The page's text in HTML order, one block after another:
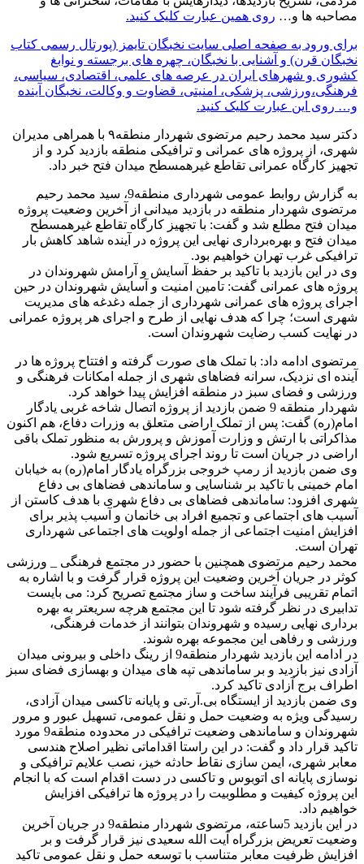
مصاحبه ها و… روی همین عبارت کلیک کنید.
برای ورود به صفحه اصلی سایت نخبگان تایمز (پورتال رسمی کتاب
نخبگان قرن) و آشنایی با نخبگان، چهره های برجسته و نوابغ
کشوری و شهرهای ایران در عرصه های علمی، اقتصادی، سیاسی،
فرهنگی،ورزشی، پزشکی، امنیتی، قضاوت و وکالت، نخبگان آینده
و… روی این عبارت کلیک کنید.
دکتر سید محمد رحیم مرتضوی شهردار منطقه۹ با همراهی مدیران
شهری، از پروژه های عمرانی و ترافیکی منطقه بازدید کرد و از
تجهیز کارگاه عمرانی تقاطع غیرهمسطح میدان فتح خبر داد.
به گزارش روابط عمومی شهرداری منطقه9، سید محمد رحیم
مرتضوی شهردار منطقه در بازدید میدانی از آخرین وضعیت پروژه
میدان فتح مطلع شد و گفت: با تجهیز کارگاه تقاطع غیرهمسطح
میدان فتح و بهره‌برداری نهایی این پروژه در آینده شاهد کاهش بار
ترافیکی غرب تهران خواهیم بود.
وی در این بازدید با تاکید بر حفظ آسایش و آرامش شهروندان در
پروژه های عمرانی گفت: تامین امنیت و آسایش شهروندان در حین
اجرای پروژه های عمرانی شهرداری از جمله دغدغه های مدیریت
شهری است؛ چرا که هدف نهایی از طرح و اجرای هر پروژه عمرانی
در نهایت کسب رضایت شهروندان است.
مرتضوی ادامه داد: با تملک های صورت گرفته و افتتاح پروژه ها در
آینده ای نزدیک، سرانه فضاهای شهری از جمله امکانات فرهنگی و
ورزشی و فضای سبز در منطقه افزایش پیدا خواهد کرد.
شهردار منطقه 9 ضمن بازدید از پروژه اتصال شاخه غربی یادگار
امام(ره) گفت: پس از تملک اراضی متعلق به وزرات دفاع، هم اکنون
مذاکراتی با ارتش و وزارت آموزش و پرورش به منظور تملک باقی
اراضی در جریان است تا روند اجرای پروژه تسریع شود.
وی ضمن بازدید از رمپ خروجی بزرگراه یادگار امام(ره) به خیابان
امام خمینی با تاکید بر شناسایی و ساماندهی فضاهای بی دفاع
شهری افزود: ساماندهی فضاهای بی دفاع شهری با هدف کاستن از
آسیب های اجتماعی و تجمیع افراد بی خانمان و آسیب پذیر برای
افزایش امنیت اجتماعی از جمله اولویت های اجتماعی شهرداری
تهران است.
محمد رحیم مرتضوی همچنین با حضور در مجتمع فرهنگی _ ورزشی
کوثر در جریان آخرین وضعیت این پروژه قرار گرفت و با اشاره به
اتمام تقریبی فرآیند ساخت و ساز مجتمع تصریح کرد: می بایست
تدابیری در نظر گرفته شود تا این مجتمع هرچه سریعتر به بهره
برداری نهایی رسیده و شهروندان بتوانند از خدمات فرهنگی،
ورزشی و رفاهی این مجموعه بهره شوند.
در ادامه این بازدید شهردار منطقه9 از رینگ داخلی و بیرونی میدان
آزادی نیز بازدید و بر ساماندهی تپه های میدان و بهسازی فضای سبز
اطراف برج آزادی تاکید کرد.
وی ضمن بازدید از ایستگاه بی.آر.تی و پایانه تاکسی میدان آزادی،
رسیدگی ویژه به وضعیت حمل و نقل عمومی، تسهیل عبور و مرور
شهروندان و ساماندهی وضعیت ترافیکی در محدوده منطقه9 مورد
تاکید قرار داد و گفت: در این راستا اقداماتی نظیر اصلاح هندسی
معابر شهری، ایمن سازی نقاط حادثه خیز، نصب علایم ترافیکی و
نوسازی پایانه ای اتوبوس و تاکسی در دست اقدام است که با انجام
این پروژه کیفیت و مطلوبیت را در پروژه ها ترافیکی افزایش
خواهیم داد.
در این بازدید 5ساعته، مرتضوی شهردار منطقه9 در جریان آخرین
وضعیت تعریض بزرگراه آیت الله سعیدی نیز قرار گرفت و بر
افزایش ظرفیت معابر متناسب با توسعه حمل و نقل عمومی تاکید